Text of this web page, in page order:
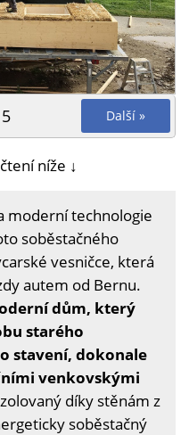
Další »
níže ↓
moderní technologie
soběstačného
vesničce, která
autem od Bernu.
dům, který
starého
stavení, dokonale
venkovskými
díky stěnám z
soběstačný